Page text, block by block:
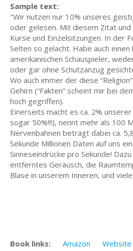
Sample text:
"Wir nutzen nur 10% unseres
oder gelesen. Mit diesem Zitat
Kurse und Einzelsitzungen. In der
Selten so gelacht. Habe auch
amerikanischen Schauspieler,
oder gar ohne Schutzanzug
Wo auch immer der diese
Gehirn (“Fakten” scheint mir bei
hoch gegriffen).
Einerseits macht es ca. 2%
sogar 50%!!!), nennt mehr als 100
Nervenbahnen beträgt dabei ca.
Sekunde Millionen Daten auf uns
Sinneseindrücke pro Sekunde!
entferntes Geräusch, die
Blase in unserem Inneren, und
Book links: Amazon Website